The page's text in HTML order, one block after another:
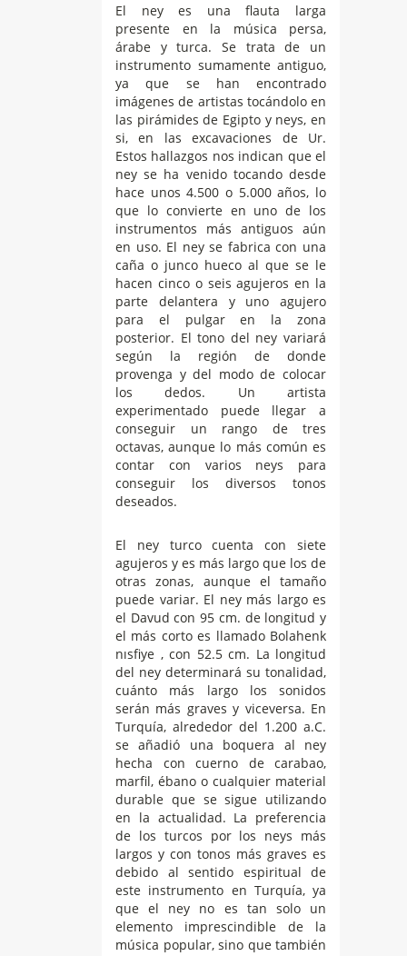
El ney es una flauta larga
presente en la música persa,
árabe y turca. Se trata de un
instrumento sumamente antiguo,
ya que se han encontrado
imágenes de artistas tocándolo en
las pirámides de Egipto y neys, en
si, en las excavaciones de Ur.
Estos hallazgos nos indican que el
ney se ha venido tocando desde
hace unos 4.500 o 5.000 años, lo
que lo convierte en uno de los
instrumentos más antiguos aún
en uso. El ney se fabrica con una
caña o junco hueco al que se le
hacen cinco o seis agujeros en la
parte delantera y uno agujero
para el pulgar en la zona
posterior. El tono del ney variará
según la región de donde
provenga y del modo de colocar
los dedos. Un artista
experimentado puede llegar a
conseguir un rango de tres
octavas, aunque lo más común es
contar con varios neys para
conseguir los diversos tonos
deseados.
El ney turco cuenta con siete
agujeros y es más largo que los de
otras zonas, aunque el tamaño
puede variar. El ney más largo es
el Davud con 95 cm. de longitud y
el más corto es llamado Bolahenk
nısfiye , con 52.5 cm. La longitud
del ney determinará su tonalidad,
cuánto más largo los sonidos
serán más graves y viceversa. En
Turquía, alrededor del 1.200 a.C.
se añadió una boquera al ney
hecha con cuerno de carabao,
marfil, ébano o cualquier material
durable que se sigue utilizando
en la actualidad. La preferencia
de los turcos por los neys más
largos y con tonos más graves es
debido al sentido espiritual de
este instrumento en Turquía, ya
que el ney no es tan solo un
elemento imprescindible de la
música popular, sino que también